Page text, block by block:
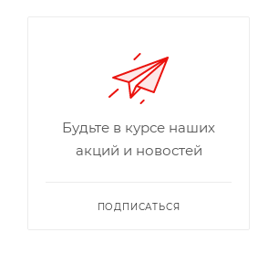
Будьте в курсе наших
акций и новостей
ПОДПИСАТЬСЯ